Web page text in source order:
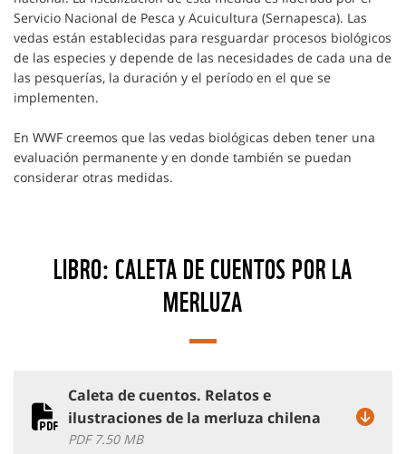
Servicio Nacional de Pesca y Acuicultura (Sernapesca). Las
vedas están establecidas para resguardar procesos biológicos
de las especies y depende de las necesidades de cada una de
las pesquerías, la duración y el período en el que se
implementen.
En WWF creemos que las vedas biológicas deben tener una
evaluación permanente y en donde también se puedan
considerar otras medidas.
LIBRO: CALETA DE CUENTOS POR LA
MERLUZA
Caleta de cuentos. Relatos e
ilustraciones de la merluza chilena
PDF 7.50 MB